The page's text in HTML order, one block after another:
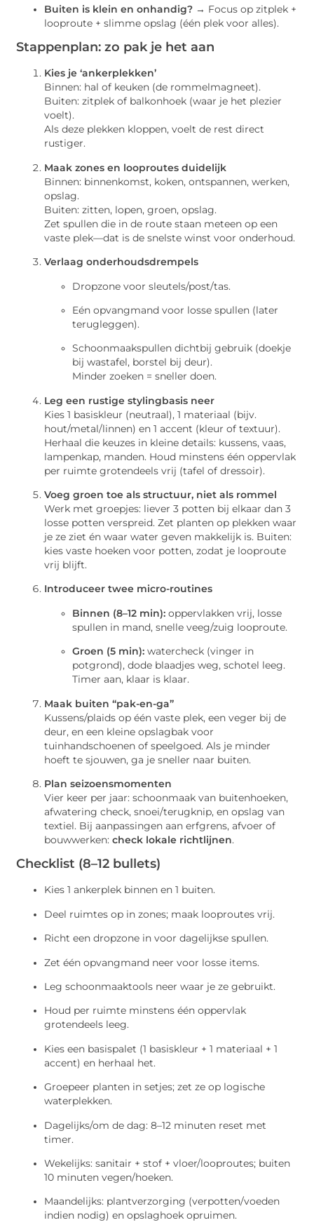
Buiten is klein en onhandig? → Focus op zitplek +
looproute + slimme opslag (één plek voor alles).
Stappenplan: zo pak je het aan
Kies je ‘ankerplekken’
Binnen: hal of keuken (de rommelmagneet).
Buiten: zitplek of balkonhoek (waar je het plezier
voelt).
Als deze plekken kloppen, voelt de rest direct
rustiger.
Maak zones en looproutes duidelijk
Binnen: binnenkomst, koken, ontspannen, werken,
opslag.
Buiten: zitten, lopen, groen, opslag.
Zet spullen die in de route staan meteen op een
vaste plek—dat is de snelste winst voor onderhoud.
Verlaag onderhoudsdrempels
Dropzone voor sleutels/post/tas.
Eén opvangmand voor losse spullen (later
terugleggen).
Schoonmaakspullen dichtbij gebruik (doekje
bij wastafel, borstel bij deur).
Minder zoeken = sneller doen.
Leg een rustige stylingbasis neer
Kies 1 basiskleur (neutraal), 1 materiaal (bijv.
hout/metal/linnen) en 1 accent (kleur of textuur).
Herhaal die keuzes in kleine details: kussens, vaas,
lampenkap, manden. Houd minstens één oppervlak
per ruimte grotendeels vrij (tafel of dressoir).
Voeg groen toe als structuur, niet als rommel
Werk met groepjes: liever 3 potten bij elkaar dan 3
losse potten verspreid. Zet planten op plekken waar
je ze ziet én waar water geven makkelijk is. Buiten:
kies vaste hoeken voor potten, zodat je looproute
vrij blijft.
Introduceer twee micro-routines
Binnen (8–12 min): oppervlakken vrij, losse
spullen in mand, snelle veeg/zuig looproute.
Groen (5 min): watercheck (vinger in
potgrond), dode blaadjes weg, schotel leeg.
Timer aan, klaar is klaar.
Maak buiten “pak-en-ga”
Kussens/plaids op één vaste plek, een veger bij de
deur, en een kleine opslagbak voor
tuinhandschoenen of speelgoed. Als je minder
hoeft te sjouwen, ga je sneller naar buiten.
Plan seizoensmomenten
Vier keer per jaar: schoonmaak van buitenhoeken,
afwatering check, snoei/terugknip, en opslag van
textiel. Bij aanpassingen aan erfgrens, afvoer of
bouwwerken:check lokale richtlijnen.
Checklist (8–12 bullets)
Kies 1 ankerplek binnen en 1 buiten.
Deel ruimtes op in zones; maak looproutes vrij.
Richt een dropzone in voor dagelijkse spullen.
Zet één opvangmand neer voor losse items.
Leg schoonmaaktools neer waar je ze gebruikt.
Houd per ruimte minstens één oppervlak
grotendeels leeg.
Kies een basispalet (1 basiskleur + 1 materiaal + 1
accent) en herhaal het.
Groepeer planten in setjes; zet ze op logische
waterplekken.
Dagelijks/om de dag: 8–12 minuten reset met
timer.
Wekelijks: sanitair + stof + vloer/looproutes; buiten
10 minuten vegen/hoeken.
Maandelijks: plantverzorging (verpotten/voeden
indien nodig) en opslaghoek opruimen.